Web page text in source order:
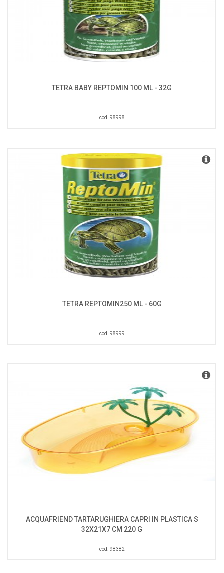
TETRA BABY REPTOMIN 100 ML - 32G
cod. 98998
TETRA REPTOMIN250 ML - 60G
cod. 98999
ACQUAFRIEND TARTARUGHIERA CAPRI IN PLASTICA S
32X21X7 CM 220 G
cod. 98382